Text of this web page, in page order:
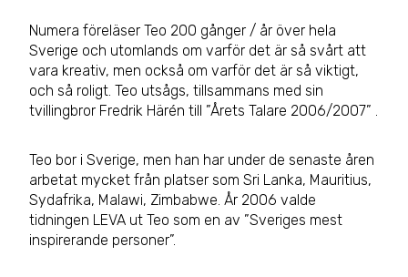
Numera föreläser Teo 200 gånger / år över hela
Sverige och utomlands om varför det är så svårt att
vara kreativ, men också om varför det är så viktigt,
och så roligt. Teo utsågs, tillsammans med sin
tvillingbror Fredrik Härén till ”Årets Talare 2006/2007” .
Teo bor i Sverige, men han har under de senaste åren
arbetat mycket från platser som Sri Lanka, Mauritius,
Sydafrika, Malawi, Zimbabwe. År 2006 valde
tidningen LEVA ut Teo som en av ”Sveriges mest
inspirerande personer”.